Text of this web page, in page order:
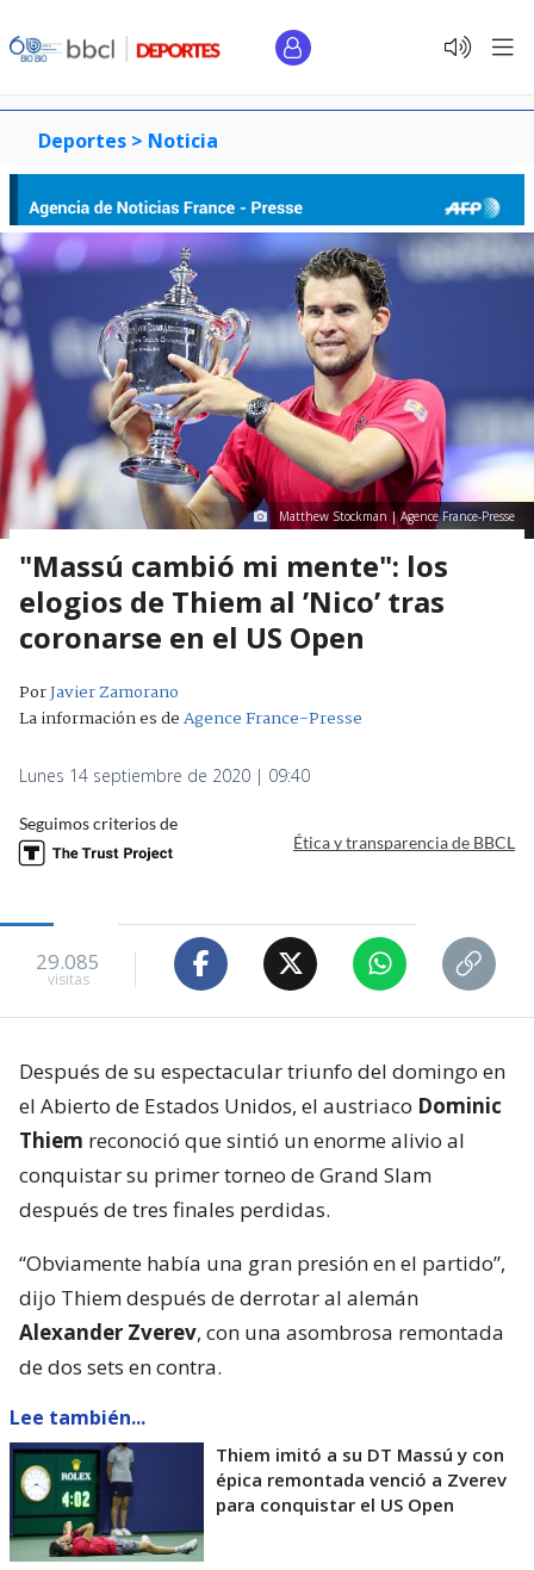
Deportes > Noticia
Matthew Stockman | Agence France-Presse
"Massú cambió mi mente": los
elogios de Thiem al ’Nico’ tras
coronarse en el US Open
PorJavier Zamorano
La información es deAgence France-Presse
Lunes 14 septiembre de 2020 | 09:40
Seguimos criterios de
Ética y transparencia de BBCL
29.085
visitas
Después de su espectacular triunfo del domingo en
el Abierto de Estados Unidos, el austriaco Dominic
Thiem reconoció que sintió un enorme alivio al
conquistar su primer torneo de Grand Slam
después de tres finales perdidas.
“Obviamente había una gran presión en el partido”,
dijo Thiem después de derrotar al alemán
Alexander Zverev, con una asombrosa remontada
de dos sets en contra.
Lee también...
Thiem imitó a su DT Massú y con
épica remontada venció a Zverev
para conquistar el US Open